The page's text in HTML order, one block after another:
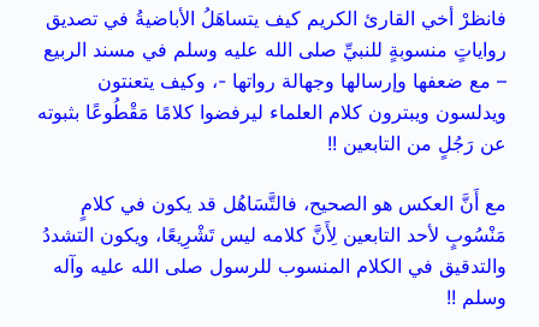
فانظرْ أخي القارئ الكريم كيف يتساهَلُ الأباضيةُ في تصديق
رواياتٍ منسوبةٍ للنبيِّ صلى الله عليه وسلم في مسند الربيع
– مع ضعفها وإرسالها وجهالة رواتها -، وكيف يتعنتون
ويدلسون ويبترون كلام العلماء ليرفضوا كلامًا مَقْطُوعًا بثبوته
عن رَجُلٍ من التابعين !!
مع أَنَّ العكس هو الصحيح، فالتَّسَاهُل قد يكون في كلامٍ
مَنْسُوبٍ لأحد التابعين لِأَنَّ كلامه ليس تَشْرِيعًا، ويكون التشددُ
والتدقيق في الكلام المنسوب للرسول صلى الله عليه وآله
وسلم !!